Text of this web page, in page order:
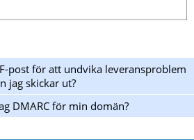
post för att undvika leveransproblem
jag skickar ut?
DMARC för min domän?